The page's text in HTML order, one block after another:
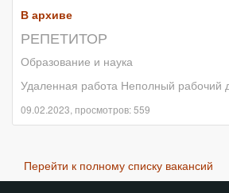
В архиве
РЕПЕТИТОР
Образование и наука
Удаленная работа Неполный рабочий
09.02.2023, просмотров: 559
Перейти к полному списку вакансий